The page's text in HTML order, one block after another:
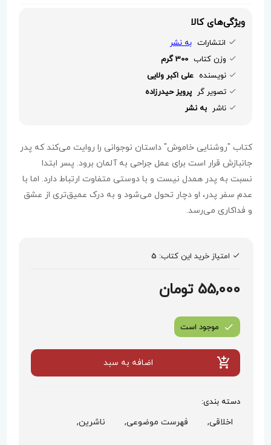
ویژگی‌های کالا
انتشارات به نشر
وزن کتاب 300 گرم
نویسنده علی اکبر ولایی
تصویر گر پرویز حیدرزاده
ناشر به نشر
کتاب "روشنایی خاموش" داستان نوجوانی را روایت می‌کند که پدر
جانبازش قرار است برای عمل جراحی به آلمان برود. پسر ابتدا
نسبت به پدر همدل نیست و با دوستی متفاوت ارتباط دارد. اما با
عدم سفر پدر، او دچار تحول می‌شود و به درک عمیق‌تری از عشق
و فداکاری می‌رسد.
امتیاز خرید این کتاب: 5
55,000 تومان
موجود است
اضافه به سبد
دسته بندی:
اخلاقی, فهرست موضوعی, ناشرین,